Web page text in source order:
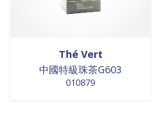
Thé Vert
中國特級珠茶G603
010879